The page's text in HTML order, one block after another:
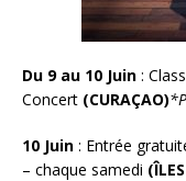
Du 9 au 10 Juin :
Concert (CURAÇAO)
10 Juin : Entrée
– chaque samedi